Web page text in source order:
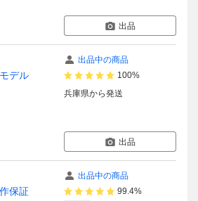
出品
デル
出品中の商品
100%
兵庫県から発送
出品
保証
出品中の商品
99.4%